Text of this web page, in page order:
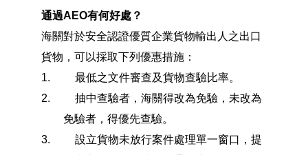
通過AEO有何好處？
海關對於安全認證優質企業貨物輸出人之出口
貨物，可以採取下列優惠措施：
1.
最低之文件審查及貨物查驗比率。
2.
抽中查驗者，海關得改為免驗，未改為
免驗者，得優先查驗。
3.
設立貨物未放行案件處理單一窗口，提